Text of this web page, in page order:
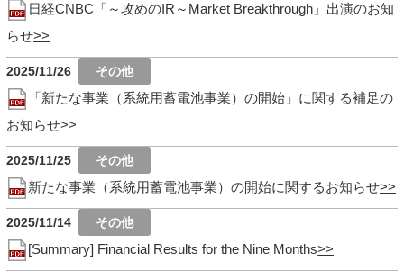
日経CNBC「～攻めのIR～Market Breakthrough」出演のお知
らせ
2025/11/26
「新たな事業（系統用蓄電池事業）の開始」に関する補足の
お知らせ
2025/11/25
新たな事業（系統用蓄電池事業）の開始に関するお知らせ
2025/11/14
[Summary] Financial Results for the Nine Months